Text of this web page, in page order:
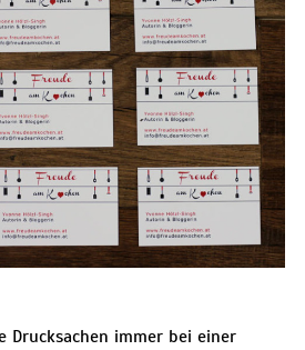
Drucksachen immer bei einer